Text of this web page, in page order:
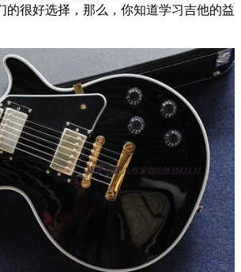
的很好选择，那么，你知道学习吉他的益